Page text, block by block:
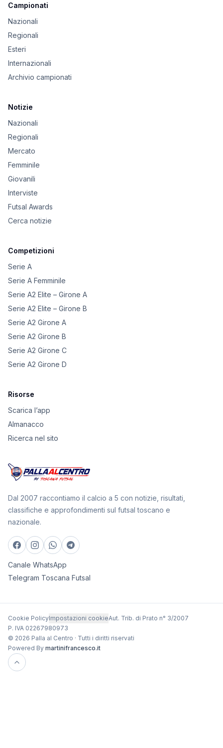
Campionati
Nazionali
Regionali
Esteri
Internazionali
Archivio campionati
Notizie
Nazionali
Regionali
Mercato
Femminile
Giovanili
Interviste
Futsal Awards
Cerca notizie
Competizioni
Serie A
Serie A Femminile
Serie A2 Elite – Girone A
Serie A2 Elite – Girone B
Serie A2 Girone A
Serie A2 Girone B
Serie A2 Girone C
Serie A2 Girone D
Risorse
Scarica l’app
Almanacco
Ricerca nel sito
Dal 2007 raccontiamo il calcio a 5 con notizie, risultati,
classifiche e approfondimenti sul futsal toscano e
nazionale.
Canale WhatsApp
Telegram Toscana Futsal
Cookie PolicyImpostazioni cookieAut. Trib. di Prato n° 3/2007
P. IVA 02267980973
© 2026 Palla al Centro · Tutti i diritti riservati
Powered By martinifrancesco.it